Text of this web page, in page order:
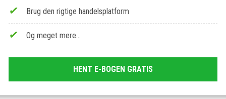
Brug den rigtige handelsplatform
Og meget mere…
HENT E-BOGEN GRATIS